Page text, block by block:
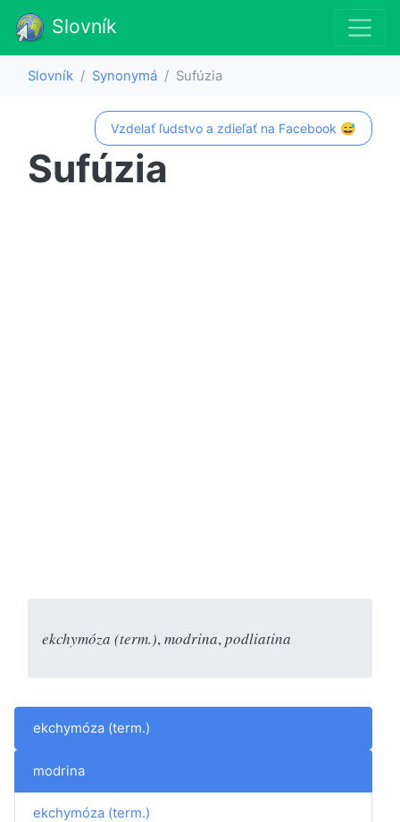
Slovník
Slovník Synonymá Sufúzia
Vzdelať ľudstvo a zdieľať na Facebook 😅
Sufúzia
ekchymóza (term.), modrina, podliatina
ekchymóza (term.)
modrina
ekchymóza (term.)